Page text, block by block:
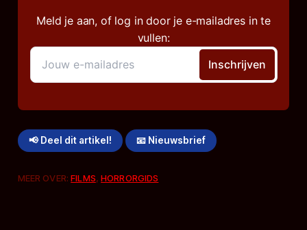
Meld je aan, of log in door je e-mailadres in te
vullen:
📢 Deel dit artikel! 📧 Nieuwsbrief
MEER OVER:FILMS,HORRORGIDS